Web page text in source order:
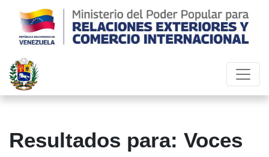
Resultados para: Voces